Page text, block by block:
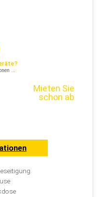
...
Mieten Sie
schon ab